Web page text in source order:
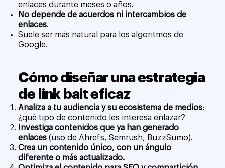
enlaces durante meses o años.
No depende de acuerdos ni intercambios de
enlaces.
Suele ser más natural para los algoritmos de
Google.
Cómo diseñar una estrategia
de link bait eficaz
Analiza a tu audiencia y su ecosistema de medios:
¿qué tipo de contenido les interesa enlazar?
Investiga contenidos que ya han generado
enlaces (uso de Ahrefs, Semrush, BuzzSumo).
Crea un contenido único, con un ángulo
diferente o más actualizado.